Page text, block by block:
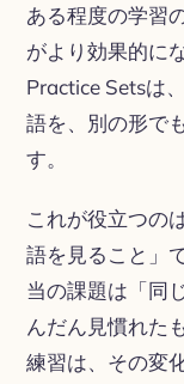
ある程度の学習
がより効果的に
Practice Setsは
語を、別の形で
す。
これが役立つの
語を見ること」
当の課題は「同
んだん見慣れた
練習は、その変